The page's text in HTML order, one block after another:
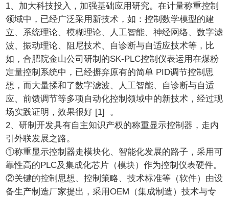
1、加大科技投入，加强基础应用研究。在计量称重控制
领域中，已经广泛采用新技术，如：控制数学模型的建
立、系统理论、模糊理论、人工智能、神经网络、数字滤
波、振动理论、阻尼技术、自诊断与自适应技术等，比
如，合肥院金山公司研制的SK-PLC控制仪表运用在煤粉
定量控制系统中，已经摒弃原有的简单 PID调节控制思
想，而大量揉和了数字滤波、人工智能、自诊断与自适
应、前馈调节等多项自动化控制领域中的新技术，经过现
场实践证明，效果很好 [1] 。
2、研制开发具有自主知识产权的称重显示控制器，走内
引外联发展之路。
①称重显示控制器走模块化、智能化发展的路子，采用可
靠性高的PLC及集成化芯片（模块）作为控制仪表硬件。
②关键的控制思想、控制策略、技术标准等（软件）由设
备生产制造厂家提出，采用OEM（集成制造）技术与专